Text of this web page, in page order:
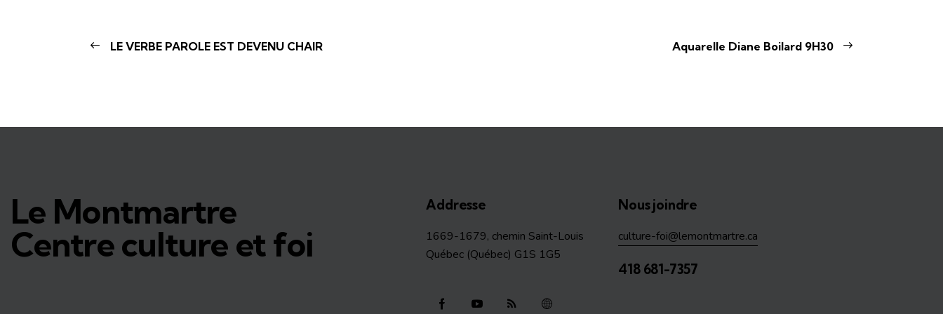
LE VERBE PAROLE EST DEVENU CHAIR Aquarelle Diane Boilard 9H30
Le Montmartre
Centre culture et foi
Addresse
1669-1679, chemin Saint-Louis
Québec (Québec) G1S 1G5
Nous joindre
culture-foi@lemontmartre.ca
418 681-7357